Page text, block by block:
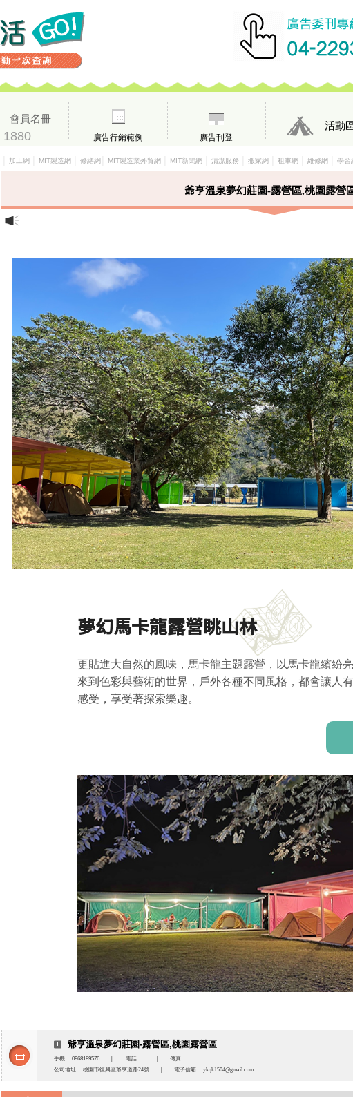
會員名冊
1880 廣告行銷範例 廣告刊登
活動
加工網 MIT製造網 修繕網 MIT製造業外貿網 MIT新聞網 清潔服務 搬家網 租車網 維修網 學習
爺亨溫泉夢幻莊園-露營區,桃園露營
夢幻馬卡龍露營眺山林
更貼進大自然的風味，馬卡龍主題露營，以馬卡龍繽紛
來到色彩與藝術的世界，戶外各種不同風格，都會讓人
感受，享受著探索樂趣。
爺亨溫泉夢幻莊園-露營區,桃園露營區
手機 0968189576 電話
傳真
公司地址
桃園市復興區爺亨道路24號 電子信箱 ykqk1504@gmail.com